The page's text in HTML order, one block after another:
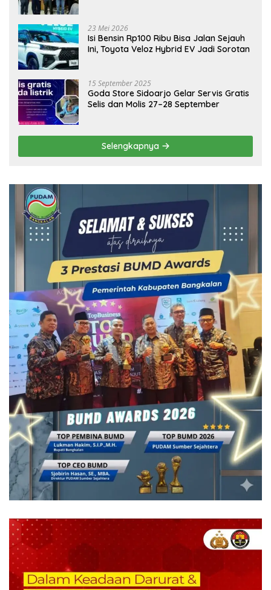
23 Mei 2026
Isi Bensin Rp100 Ribu Bisa Jalan Sejauh
Ini, Toyota Veloz Hybrid EV Jadi Sorotan
15 September 2025
Goda Store Sidoarjo Gelar Servis Gratis
Selis dan Molis 27–28 September
Selengkapnya